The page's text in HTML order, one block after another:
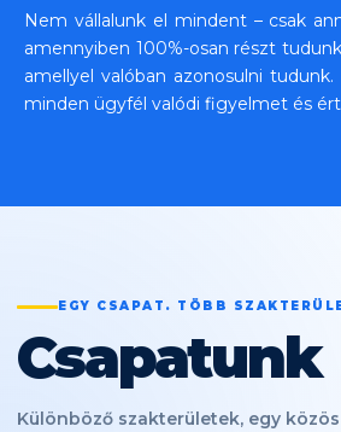
Nem vállalunk el mindent – csak
amennyiben 100%-osan részt
amellyel valóban azonosulni
minden ügyfél valódi figyelmet és
EGY CSAPAT. TÖBB
Csapatunk
Különböző szakterületek, egy